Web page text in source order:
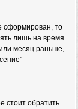
сформирован, то
лишь на время
месяц раньше,
стоит обратить